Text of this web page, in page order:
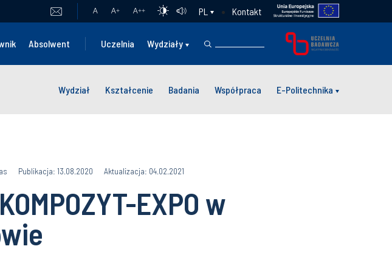
A A+ A++ PL Kontakt
Absolwent Uczelnia Wydziały
Wydział Kształcenie Badania Współpraca E-Politechnika
Publikacja: 13.08.2020 Aktualizacja: 04.02.2021
EXPO w